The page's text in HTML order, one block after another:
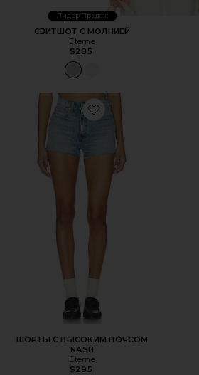
Лидер Продаж
СВИТШОТ С МОЛНИЕЙ
Eterne
$285
Favorite ШОРТЫ С
ШОРТЫ С ВЫСОКИМ ПОЯСОМ
NASH
Eterne
$295